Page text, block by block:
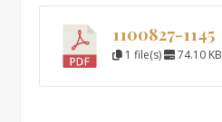
1100827-1145
1 file(s) 74.10 KB